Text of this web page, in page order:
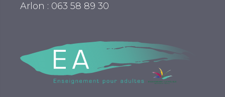
Arlon : 063 58 89 30